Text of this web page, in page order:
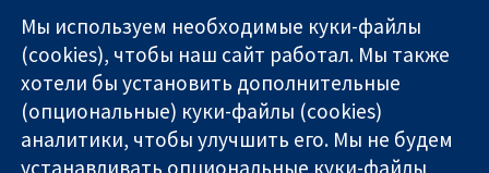
11-13 Cavendish
Связаться с
Мы используем необходимые куки-файлы
(cookies), чтобы наш сайт работал. Мы также
хотели бы установить дополнительные
(опциональные) куки-файлы (cookies)
аналитики, чтобы улучшить его. Мы не будем
устанавливать опциональные куки-файлы